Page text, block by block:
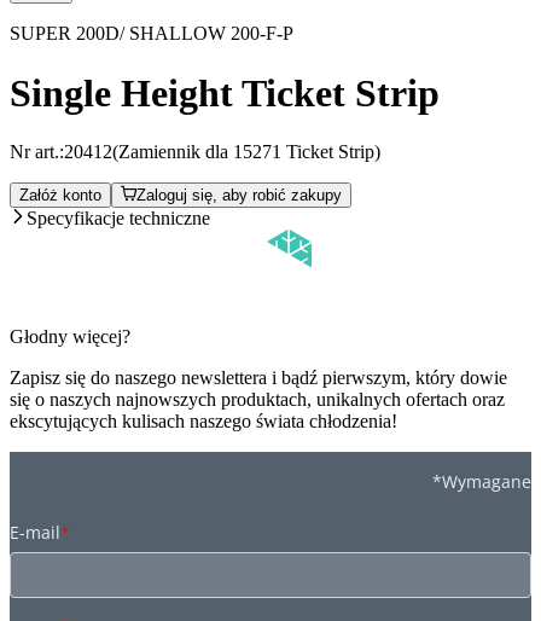
SUPER 200D/ SHALLOW 200-F-P
Single Height Ticket Strip
Nr art.:20412(Zamiennik dla 15271 Ticket Strip)
Załóż konto Zaloguj się, aby robić zakupy
Specyfikacje techniczne
Głodny więcej?
Zapisz się do naszego newslettera i bądź pierwszym, który dowie
się o naszych najnowszych produktach, unikalnych ofertach oraz
ekscytujących kulisach naszego świata chłodzenia!
*Wymagane
E-mail*